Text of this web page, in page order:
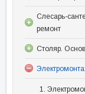
Слесарь-
ремонт
Столяр.
1.